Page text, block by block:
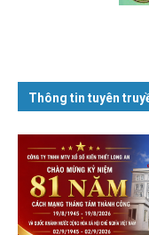
Thông tin tuyên